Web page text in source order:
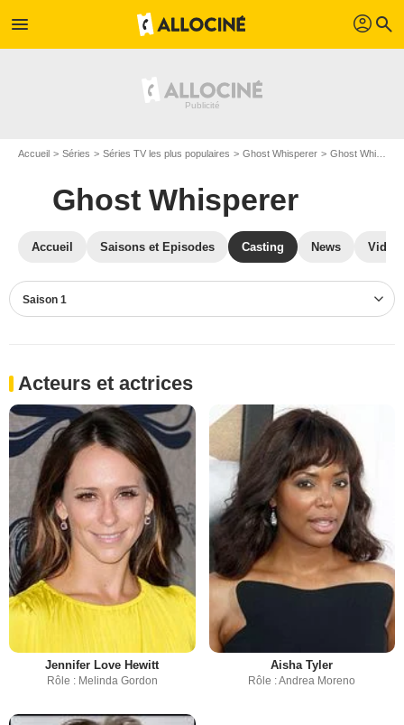
menu profil search
Accueil Séries Séries TV les plus populaires Ghost Whisperer Ghost Whisperer S01
Ghost Whisperer
Accueil Saisons et Episodes Casting News
Saison 1
Acteurs et actrices
Jennifer Love Hewitt
Rôle : Melinda Gordon
Aisha Tyler
Rôle : Andrea Moreno